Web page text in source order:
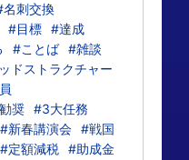
名刺交換
#目標 #達成
#ことば #雑談
ドストラクチャー
奨 #3大任務
#新春講演会 #戦国
#定額減税 #助成金